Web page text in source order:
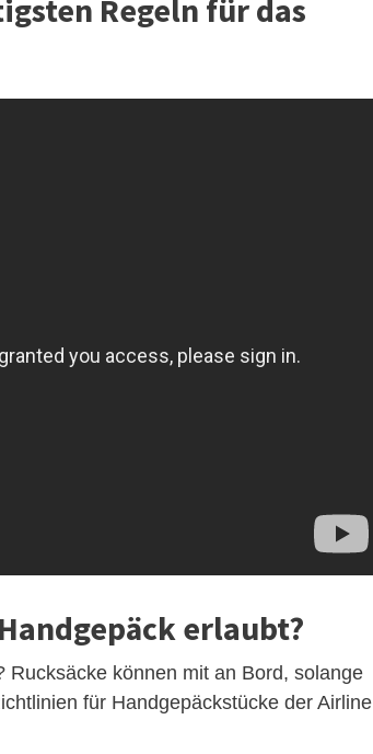
Regeln für das
erlaubt?
können mit an Bord, solange
für Handgepäckstücke der Airline